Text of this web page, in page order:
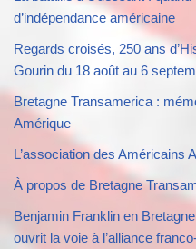
d’indépendance américaine
Regards croisés, 250 ans
Gourin du 18 août au 6
Bretagne Transamerica :
Amérique
L’association des Américains
À propos de Bretagne
Benjamin Franklin en
ouvrit la voie à l’alliance